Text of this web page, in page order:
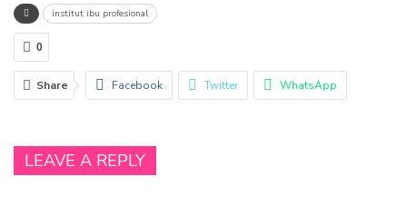
institut ibu profesional
0
Share Facebook Twitter WhatsApp
LEAVE A REPLY